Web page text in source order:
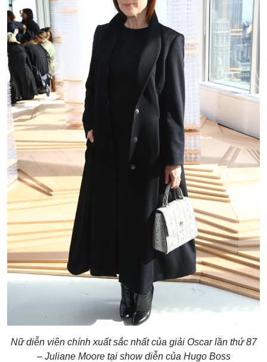
Nữ diễn viên chính xuất sắc nhất của giải Oscar lần thứ 87
– Juliane Moore tại show diễn của Hugo Boss